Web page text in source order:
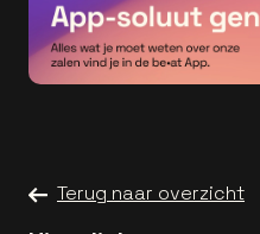
Terug naar overzicht